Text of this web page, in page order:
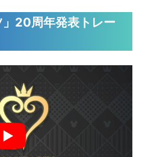
」20周年発表トレー